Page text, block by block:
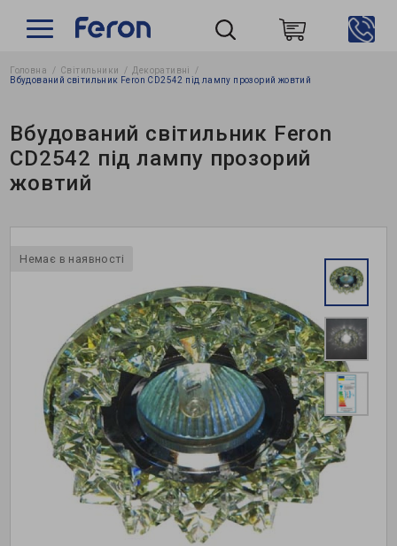
Головна Світильники
Декоративні
Вбудований світильник Feron CD2542 під лампу прозорий жовтий
Вбудований світильник Feron
CD2542 під лампу прозорий
жовтий
Немає в наявності